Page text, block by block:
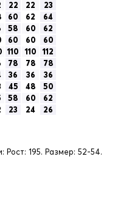
22 22
23
60 62
64
58 60
62
60 60
60
110 110
112
78 78
78
36 36
36
45 48
50
58 60
62
23 24 26
Рост: 195. Размер: 52-54.